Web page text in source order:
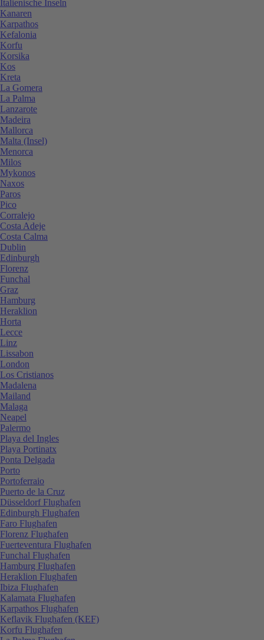
Italienische Inseln
Kanaren
Karpathos
Kefalonia
Korfu
Korsika
Kos
Kreta
La Gomera
La Palma
Lanzarote
Madeira
Mallorca
Malta (Insel)
Menorca
Milos
Mykonos
Naxos
Paros
Pico
Corralejo
Costa Adeje
Costa Calma
Dublin
Edinburgh
Florenz
Funchal
Graz
Hamburg
Heraklion
Horta
Lecce
Linz
Lissabon
London
Los Cristianos
Madalena
Mailand
Malaga
Neapel
Palermo
Playa del Ingles
Playa Portinatx
Ponta Delgada
Porto
Portoferraio
Puerto de la Cruz
Düsseldorf Flughafen
Edinburgh Flughafen
Faro Flughafen
Florenz Flughafen
Fuerteventura Flughafen
Funchal Flughafen
Hamburg Flughafen
Heraklion Flughafen
Ibiza Flughafen
Kalamata Flughafen
Karpathos Flughafen
Keflavik Flughafen (KEF)
Korfu Flughafen